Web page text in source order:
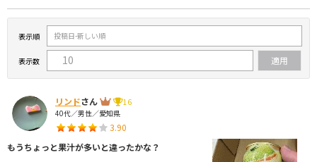
表示順
表示数
リンドさん
16
40代／男性／愛知県
3.90
もうちょっと果汁が多いと違ったかな？